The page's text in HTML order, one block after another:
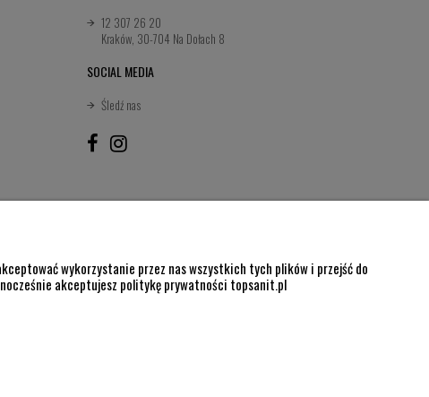
12 307 26 20
Kraków, 30-704 Na Dołach 8
SOCIAL MEDIA
Śledź nas
wykorzystanie przez nas wszystkich tych plików i przejść do
akceptujesz politykę prywatności topsanit.pl